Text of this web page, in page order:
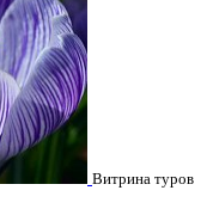
Витрина туров